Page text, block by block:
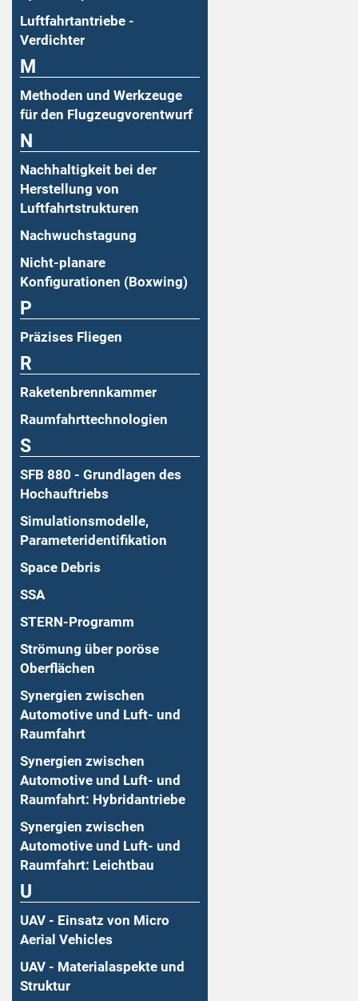
Luftfahrtantriebe -
Verdichter
M
Methoden und Werkzeuge
für den Flugzeugvorentwurf
N
Nachhaltigkeit bei der
Herstellung von
Luftfahrtstrukturen
Nachwuchstagung
Nicht-planare
Konfigurationen (Boxwing)
P
Präzises Fliegen
R
Raketenbrennkammer
Raumfahrttechnologien
S
SFB 880 - Grundlagen des
Hochauftriebs
Simulationsmodelle,
Parameteridentifikation
Space Debris
SSA
STERN-Programm
Strömung über poröse
Oberflächen
Synergien zwischen
Automotive und Luft- und
Raumfahrt
Synergien zwischen
Automotive und Luft- und
Raumfahrt: Hybridantriebe
Synergien zwischen
Automotive und Luft- und
Raumfahrt: Leichtbau
U
UAV - Einsatz von Micro
Aerial Vehicles
UAV - Materialaspekte und
Struktur